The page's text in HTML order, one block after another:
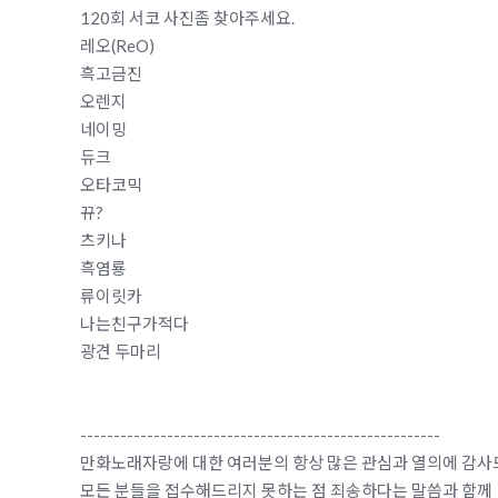
120회 서코 사진좀 찾아주세요.
레오(ReO)
흑고금진
오렌지
네이밍
듀크
오타코믹
뀨?
츠키나
흑염룡
류이릿카
나는친구가적다
광견 두마리
------------------------------------------------------
만화노래자랑에 대한 여러분의 항상 많은 관심과 열의에 감사
모든 분들을 접수해드리지 못하는 점 죄송하다는 말씀과 함께